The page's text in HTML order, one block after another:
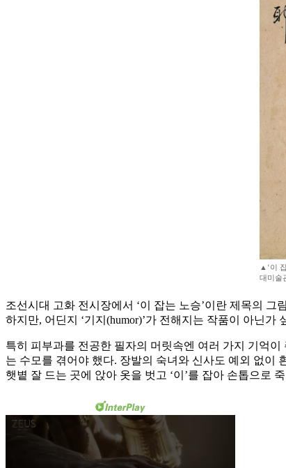
▲‘이
대미술
조선시대 고화 전시장에서 ‘이 잡는 노승’이란 제목의
하지만, 어딘지 ‘기지(humor)’가 전해지는 작품이 아닌가
특히 피부과를 전공한 필자의 머릿속엔 여러 가지 기억
는 수모를 겪어야 했다. 장발의 숙녀와 신사도 예외 없이
햇볕 잘 드는 곳에 앉아 옷을 벗고 ‘이’를 잡아 손톱으로